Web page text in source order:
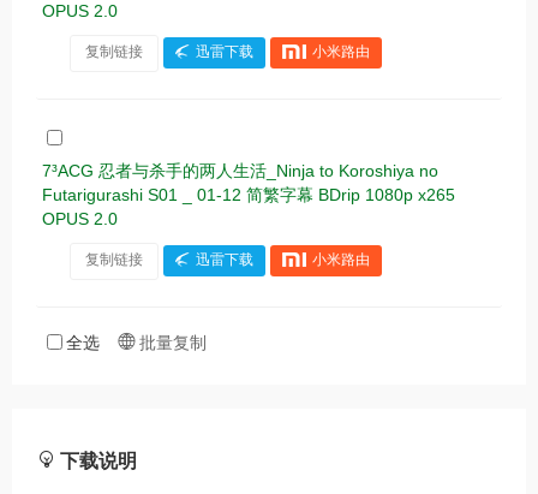
OPUS 2.0
复制链接 迅雷下载 小米路由
7³ACG 忍者与杀手的两人生活_Ninja to Koroshiya no
Futarigurashi S01 _ 01-12 简繁字幕 BDrip 1080p x265
OPUS 2.0
复制链接 迅雷下载 小米路由
全选 批量复制
下载说明